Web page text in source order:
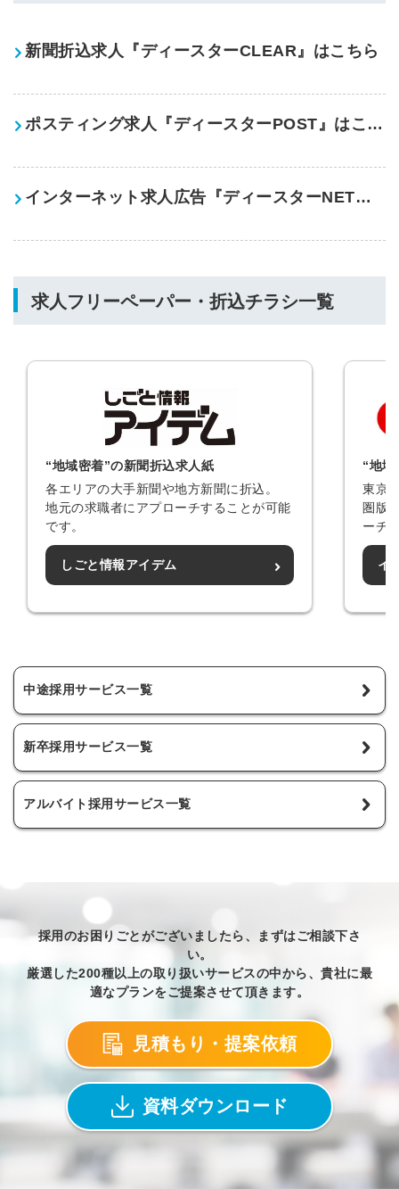
新聞折込求人『ディースターCLEAR』はこちら
ポスティング求人『ディースターPOST』はこちら
インターネット求人広告『ディースターNET』はこちら
求人フリーペーパー・折込チラシ一覧
“地域密着”の新聞折込求人紙
各エリアの大手新聞や地方新聞に折込。
地元の求職者にアプローチすることが可能
です。
しごと情報アイデム
“地域
東京
圏版
ーチ
イ
中途採用サービス一覧
新卒採用サービス一覧
アルバイト採用サービス一覧
採用のお困りごとがございましたら、まずはご相談下さ
い。
厳選した200種以上の取り扱いサービスの中から、貴社に最
適なプランをご提案させて頂きます。
見積もり・提案依頼
資料ダウンロード